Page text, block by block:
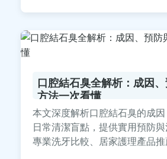
口腔結石臭全解析：成因
方法一次看懂
本文深度解析口腔結石臭的成因
日常清潔盲點，提供實用預防
專業洗牙比較、居家護理產品